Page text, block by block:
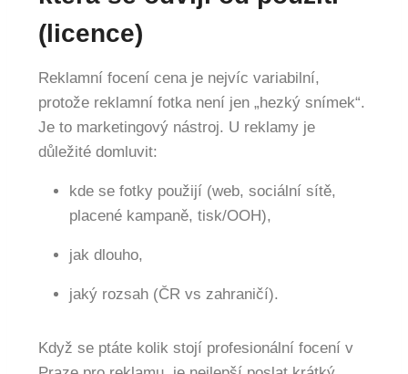
(licence)
Reklamní focení cena je nejvíc variabilní,
protože reklamní fotka není jen „hezký snímek“.
Je to marketingový nástroj. U reklamy je
důležité domluvit:
kde se fotky použijí (web, sociální sítě,
placené kampaně, tisk/OOH),
jak dlouho,
jaký rozsah (ČR vs zahraničí).
Když se ptáte kolik stojí profesionální focení v